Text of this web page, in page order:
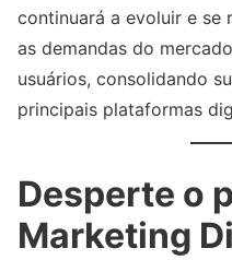
continuará a evoluir e se
as demandas do
usuários, consolidando
principais plataformas
Desperte o
Marketing